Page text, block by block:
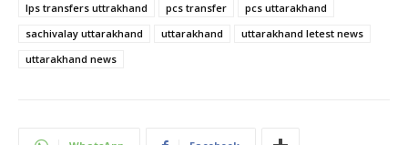
Ips transfers uttrakhand
pcs transfer
pcs uttarakhand
sachivalay uttarakhand
uttarakhand
uttarakhand letest news
uttarakhand news